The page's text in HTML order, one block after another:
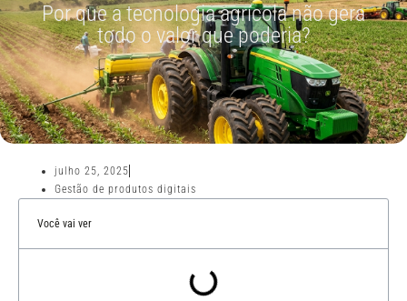
Por que a tecnologia agrícola não gera
todo o valor que poderia?
julho 25, 2025
Gestão de produtos digitais
Você vai ver